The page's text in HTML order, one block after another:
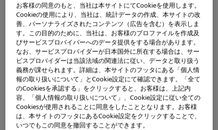
人に使ってもらえる医療機器が開発できるだろうと思えた
ことが、入社の決め手になりました。
仕事の内容
お客様の同意のもと、当社は本サイトにてCookieを使用します。
Cookieの使用により、当社は、統計データの作成、本サイトの改
善、パーソナライズされたコンテンツ（広告を含む）を表示しま
す。この目的のために、当社は、お客様のプロファイルを作成及
びサービスプロバイバーへのデータ提供をする場合があります。
なお、サービスプロバイダーが日本国外に所在する場合は、サー
ビスプロバイダーは当該法域の関連法に従い、データと取り扱う
義務が課せられます。詳細は、本サイトのフッタにある「個人情
報の取り扱いについて」とCookie設定にて確認できます。「全て
のCookiesを承認する」をクリックすると、お客様は、上記内
容、「個人情報の取り扱いについて」、Cookie設定に従い全ての
Cookiesが使用されることに同意をしたこととなります。お客様
は、本サイトのフッタにあるCookie設定をクリックすることで、
いつでもこの同意を撤回することができます。